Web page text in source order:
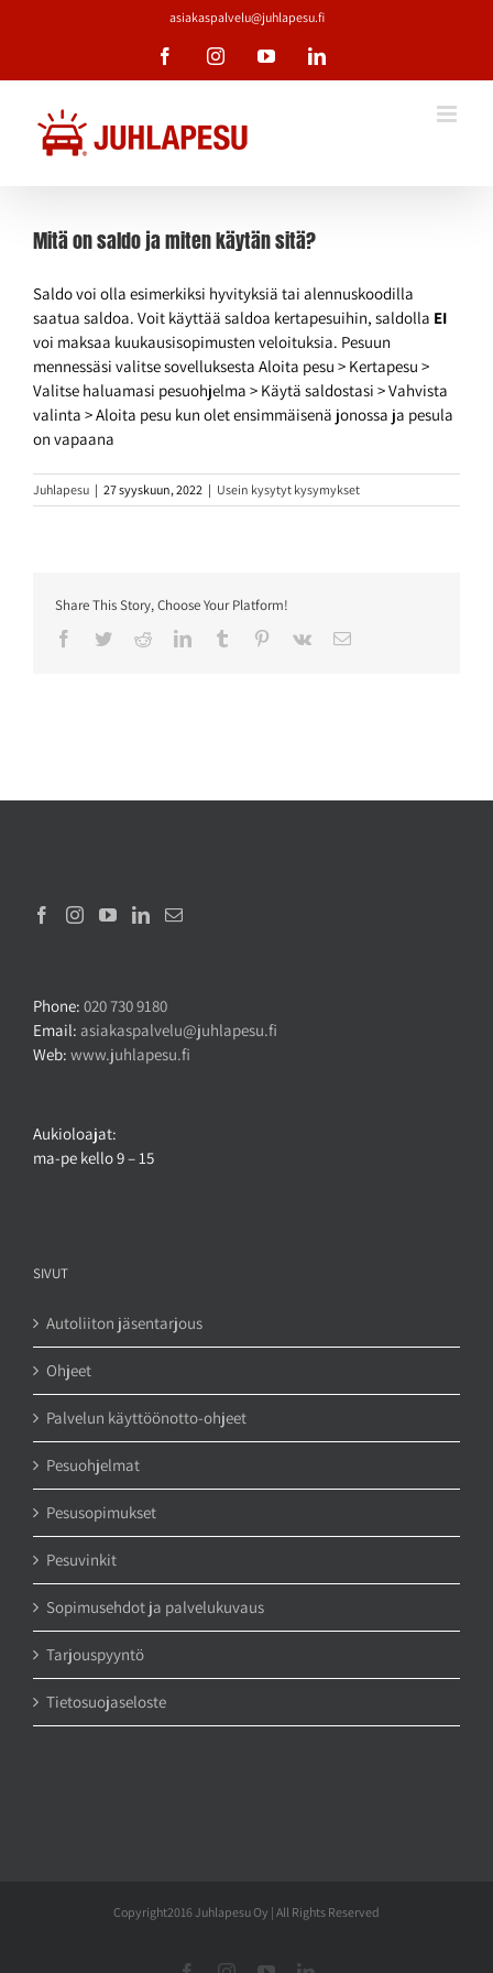
asiakaspalvelu@juhlapesu.fi
FacebookInstagramYouTubeLinkedIn
Mitä on saldo ja miten käytän sitä?
Saldo voi olla esimerkiksi hyvityksiä tai alennuskoodilla
saatua saldoa. Voit käyttää saldoa kertapesuihin, saldolla EI
voi maksaa kuukausisopimusten veloituksia. Pesuun
mennessäsi valitse sovelluksesta Aloita pesu > Kertapesu >
Valitse haluamasi pesuohjelma > Käytä saldostasi > Vahvista
valinta > Aloita pesu kun olet ensimmäisenä jonossa ja pesula
on vapaana
Juhlapesu | 27 syyskuun, 2022 | Usein kysytyt kysymykset
Share This Story, Choose Your Platform!
Facebook
TwitterRedditLinkedInTumblr Pinterest
Vk Sähköposti
Phone: 020 730 9180
Email: asiakaspalvelu@juhlapesu.fi
Web: www.juhlapesu.fi
Aukioloajat:
ma-pe kello 9 – 15
SIVUT
Autoliiton jäsentarjous
Ohjeet
Palvelun käyttöönotto-ohjeet
Pesuohjelmat
Pesusopimukset
Pesuvinkit
Sopimusehdot ja palvelukuvaus
Tarjouspyyntö
Tietosuojaseloste
Copyright2016 Juhlapesu Oy | All Rights Reserved